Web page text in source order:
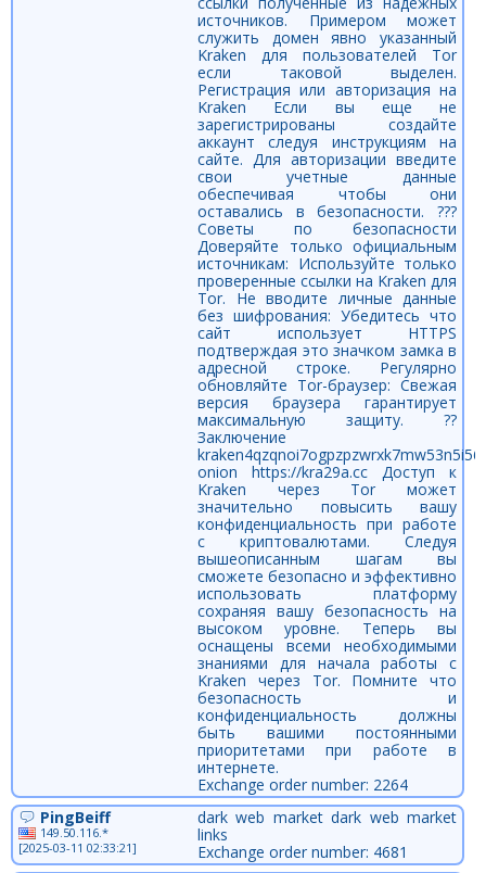
источников. Примером может
служить домен явно указанный
Kraken для пользователей Tor
если таковой выделен.
Регистрация или авторизация на
Kraken Если вы еще не
зарегистрированы создайте
аккаунт следуя инструкциям на
сайте. Для авторизации введите
свои учетные данные
обеспечивая чтобы они
оставались в безопасности. ???
Советы по безопасности
Доверяйте только официальным
источникам: Используйте только
проверенные ссылки на Kraken для
Tor. Не вводите личные данные
без шифрования: Убедитесь что
сайт использует HTTPS
подтверждая это значком замка в
адресной строке. Регулярно
обновляйте Tor-браузер: Свежая
версия браузера гарантирует
максимальную защиту. ??
Заключение
onion https://kra29a.cc Доступ к
Kraken через Tor может
значительно повысить вашу
конфиденциальность при работе
с криптовалютами. Следуя
вышеописанным шагам вы
сможете безопасно и эффективно
использовать платформу
сохраняя вашу безопасность на
высоком уровне. Теперь вы
оснащены всеми необходимыми
знаниями для начала работы с
Kraken через Tor. Помните что
безопасность и
конфиденциальность должны
быть вашими постоянными
приоритетами при работе в
интернете.
Exchange order number: 2264
PingBeiff
149.50.116.*
[2025-03-11 02:33:21]
dark web market dark web market
links
Exchange order number: 4681